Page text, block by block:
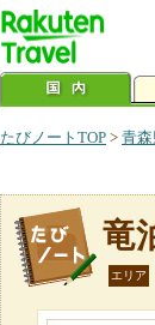
たびノートTOP > 青
竜
エリア